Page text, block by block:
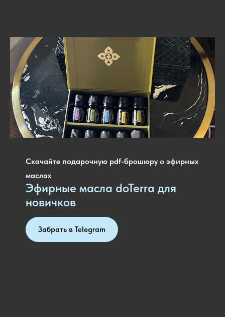
Скачайте подарочную pdf-брошюру о эфирных
маслах
Эфирные масла doTerra для
новичков
Забрать в Telegram